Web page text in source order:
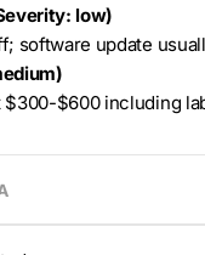
low)
software update
$600 including